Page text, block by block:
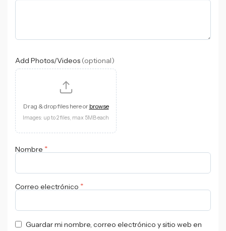
Add Photos/Videos (optional)
Drag & drop files here or browse
Images: up to 2 files, max 5MB each
Nombre *
Correo electrónico *
Guardar mi nombre, correo electrónico y sitio web en